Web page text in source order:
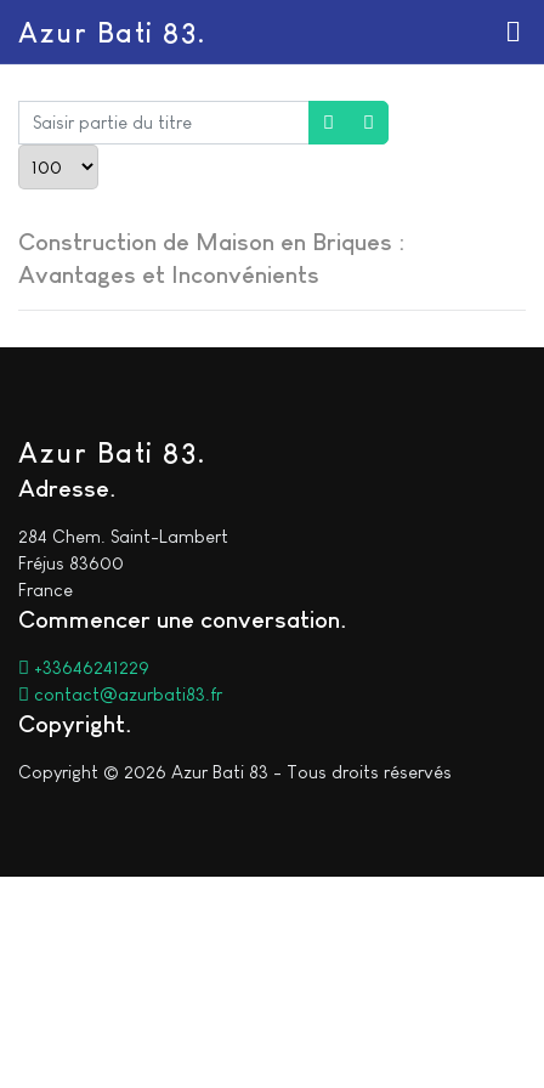
Azur Bati 83.
Saisir partie du titre
Construction de Maison en Briques :
Avantages et Inconvénients
Azur Bati 83.
Adresse
284 Chem. Saint-Lambert
Fréjus 83600
France
Commencer une conversation
+33646241229
contact@azurbati83.fr
Copyright
Copyright © 2026 Azur Bati 83 - Tous droits réservés